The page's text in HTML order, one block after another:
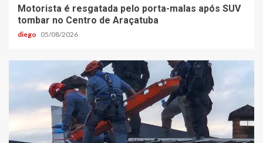
Motorista é resgatada pelo porta-malas após SUV
tombar no Centro de Araçatuba
diego 05/08/2026